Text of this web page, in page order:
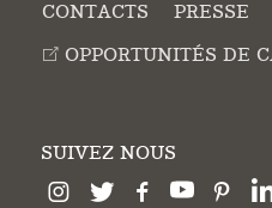
CONTACTS PRESSE
OPPORTUNITÉS DE
SUIVEZ NOUS